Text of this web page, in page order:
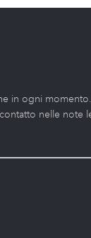
in ogni
nelle note